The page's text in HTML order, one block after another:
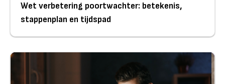
Wet verbetering poortwachter: betekenis,
stappenplan en tijdspad